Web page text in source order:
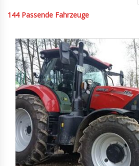
144 Passende Fahrzeuge